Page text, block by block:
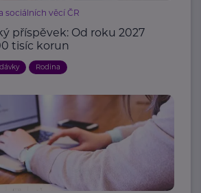
sociálních věcí ČR
příspěvek: Od roku 2027
tisíc korun
Rodina